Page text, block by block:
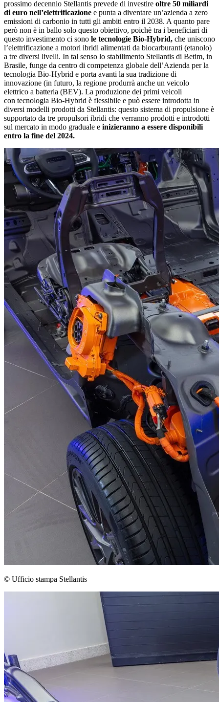
prossimo decennio Stellantis prevede di investire oltre 50 miliardi
di euro nell’elettrificazione e punta a diventare un’azienda a zero
emissioni di carbonio in tutti gli ambiti entro il 2038. A quanto pare
però non è in ballo solo questo obiettivo, poichè tra i beneficiari di
questo investimento ci sono le tecnologie Bio-Hybrid, che uniscono
l’elettrificazione a motori ibridi alimentati da biocarburanti (etanolo)
a tre diversi livelli. In tal senso lo stabilimento Stellantis di Betim, in
Brasile, funge da centro di competenza globale dell’Azienda per la
tecnologia Bio-Hybrid e porta avanti la sua tradizione di
innovazione (in futuro, la regione produrrà anche un veicolo
elettrico a batteria (BEV). La produzione dei primi veicoli
con tecnologia Bio-Hybrid è flessibile e può essere introdotta in
diversi modelli prodotti da Stellantis: questo sistema di propulsione è
supportato da tre propulsori ibridi che verranno prodotti e introdotti
sul mercato in modo graduale e inizieranno a essere disponibili
entro la fine del 2024.
© Ufficio stampa Stellantis